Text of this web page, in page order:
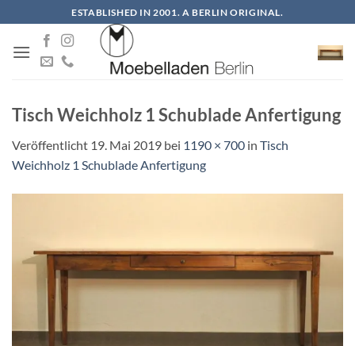
Inhalt
springen
ESTABLISHED IN 2001. A BERLIN ORIGINAL.
Tisch Weichholz 1 Schublade Anfertigung
Veröffentlicht 19. Mai 2019 bei 1190 × 700 in Tisch
Weichholz 1 Schublade Anfertigung